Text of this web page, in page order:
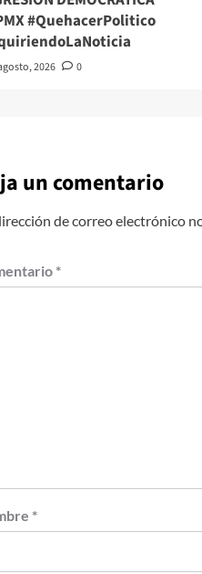
#QuehacerPolitico
2026 0
un comentario
de correo electrónico
*
*